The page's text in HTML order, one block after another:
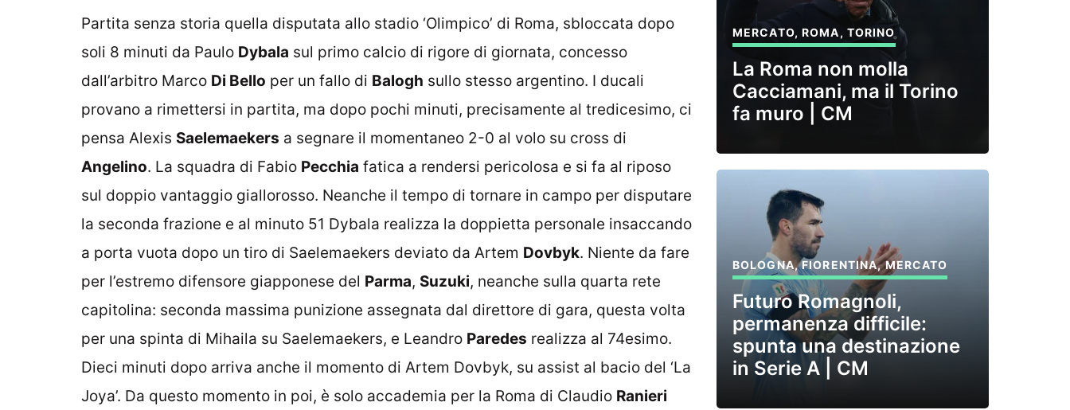
Partita senza storia quella disputata allo stadio ‘Olimpico’ di Roma, sbloccata dopo
soli 8 minuti da Paulo Dybala sul primo calcio di rigore di giornata, concesso
dall’arbitro Marco Di Bello per un fallo di Balogh sullo stesso argentino. I ducali
provano a rimettersi in partita, ma dopo pochi minuti, precisamente al tredicesimo, ci
pensa Alexis Saelemaekers a segnare il momentaneo 2-0 al volo su cross di
Angelino. La squadra di Fabio Pecchia fatica a rendersi pericolosa e si fa al riposo
sul doppio vantaggio giallorosso. Neanche il tempo di tornare in campo per disputare
la seconda frazione e al minuto 51 Dybala realizza la doppietta personale insaccando
a porta vuota dopo un tiro di Saelemaekers deviato da Artem Dovbyk. Niente da fare
per l’estremo difensore giapponese del Parma, Suzuki, neanche sulla quarta rete
capitolina: seconda massima punizione assegnata dal direttore di gara, questa volta
per una spinta di Mihaila su Saelemaekers, e Leandro Paredes realizza al 74esimo.
Dieci minuti dopo arriva anche il momento di Artem Dovbyk, su assist al bacio del ‘La
Joya’. Da questo momento in poi, è solo accademia per la Roma di Claudio Ranieri
MERCATO,ROMA, TORINO
La Roma non molla
Cacciamani, ma il Torino
fa muro | CM
BOLOGNA,FIORENTINA,MERCATO
Futuro Romagnoli,
permanenza difficile:
spunta una destinazione
in Serie A | CM